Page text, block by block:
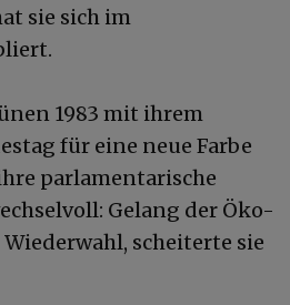
sie sich im
1983 mit ihrem
für eine neue Farbe
parlamentarische
Gelang der Öko-
scheiterte sie